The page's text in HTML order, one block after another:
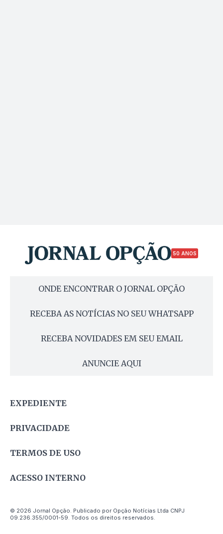
50 ANOS
ONDE ENCONTRAR O JORNAL OPÇÃO
RECEBA AS NOTÍCIAS NO SEU WHATSAPP
RECEBA NOVIDADES EM SEU EMAIL
ANUNCIE AQUI
EXPEDIENTE
PRIVACIDADE
TERMOS DE USO
ACESSO INTERNO
© 2026 Jornal Opção. Publicado por Opção Notícias Ltda CNPJ
09.236.355/0001-59. Todos os direitos reservados.